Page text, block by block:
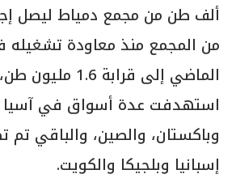
ألف طن من مجمع دمياط ليصل
من المجمع منذ معاودة تشغيله
الماضي إلى قرابة 1.6
استهدفت عدة أسواق في آسيا
وباكستان، والصين، والباقي تم
إسبانيا وبلجيكا والكويت.